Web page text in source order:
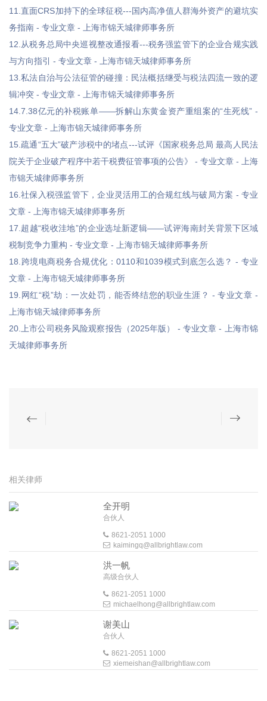
11.直面CRS加持下的全球征税---国内高净值人群海外资产的避坑实
务指南 - 专业文章 - 上海市锦天城律师事务所
12.从税务总局中央巡视整改通报看---税务强监管下的企业合规实践
与方向指引 - 专业文章 - 上海市锦天城律师事务所
13.私法自治与公法征管的碰撞：民法概括继受与税法四流一致的逻
辑冲突 - 专业文章 - 上海市锦天城律师事务所
14.7.38亿元的补税账单——拆解山东黄金资产重组案的“生死线” -
专业文章 - 上海市锦天城律师事务所
15.疏通“五大”破产涉税中的堵点---试评《国家税务总局 最高人民法
院关于企业破产程序中若干税费征管事项的公告》 - 专业文章 - 上海
市锦天城律师事务所
16.社保入税强监管下，企业灵活用工的合规红线与破局方案 - 专业
文章 - 上海市锦天城律师事务所
17.超越“税收洼地”的企业选址新逻辑——试评海南封关背景下区域
税制竞争力重构 - 专业文章 - 上海市锦天城律师事务所
18.跨境电商税务合规优化：0110和1039模式到底怎么选？ - 专业
文章 - 上海市锦天城律师事务所
19.网红“税”劫：一次处罚，能否终结您的职业生涯？ - 专业文章 -
上海市锦天城律师事务所
20.上市公司税务风险观察报告（2025年版） - 专业文章 - 上海市锦
天城律师事务所
相关律师
全开明
合伙人
8621-2051 1000
kaimingq@allbrightlaw.com
洪一帆
高级合伙人
8621-2051 1000
michaelhong@allbrightlaw.com
谢美山
合伙人
8621-2051 1000
xiemeishan@allbrightlaw.com